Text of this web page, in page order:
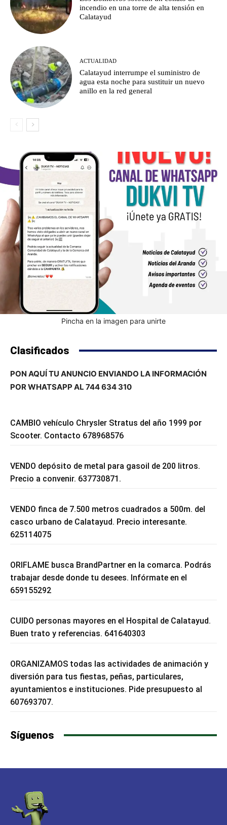
incendio en una torre de alta tensión en
Calatayud
ACTUALIDAD
Calatayud interrumpe el suministro de
agua esta noche para sustituir un nuevo
anillo en la red general
Pincha en la imagen para unirte
Clasificados
PON AQUÍ TU ANUNCIO ENVIANDO LA INFORMACIÓN
POR WHATSAPP AL 744 634 310
CAMBIO vehículo Chrysler Stratus del año 1999 por
Scooter. Contacto 678968576
VENDO depósito de metal para gasoil de 200 litros.
Precio a convenir. 637730871.
VENDO finca de 7.500 metros cuadrados a 500m. del
casco urbano de Calatayud. Precio interesante.
625114075
ORIFLAME busca BrandPartner en la comarca. Podrás
trabajar desde donde tu desees. Infórmate en el
659155292
CUIDO personas mayores en el Hospital de Calatayud.
Buen trato y referencias. 641640303
ORGANIZAMOS todas las actividades de animación y
diversión para tus fiestas, peñas, particulares,
ayuntamientos e instituciones. Pide presupuesto al
607693707.
Síguenos